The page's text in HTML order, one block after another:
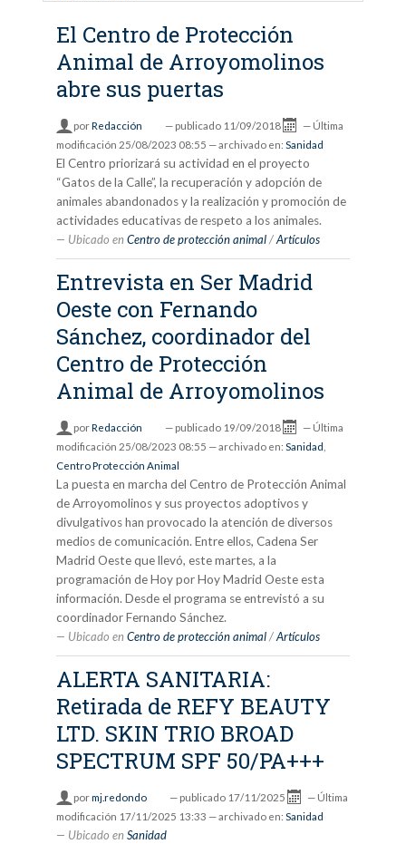
El Centro de Protección
Animal de Arroyomolinos
abre sus puertas
porRedacción — publicado 11/09/2018 — Última
modificación 25/08/2023 08:55 — archivado en: Sanidad
El Centro priorizará su actividad en el proyecto
“Gatos de la Calle”, la recuperación y adopción de
animales abandonados y la realización y promoción de
actividades educativas de respeto a los animales.
Ubicado en Centro de protección animal /Artículos
Entrevista en Ser Madrid
Oeste con Fernando
Sánchez, coordinador del
Centro de Protección
Animal de Arroyomolinos
porRedacción — publicado 19/09/2018 — Última
modificación 25/08/2023 08:55 — archivado en: Sanidad
Centro Protección Animal
La puesta en marcha del Centro de Protección Animal
de Arroyomolinos y sus proyectos adoptivos y
divulgativos han provocado la atención de diversos
medios de comunicación. Entre ellos, Cadena Ser
Madrid Oeste que llevó, este martes, a la
programación de Hoy por Hoy Madrid Oeste esta
información. Desde el programa se entrevistó a su
coordinador Fernando Sánchez.
Ubicado en Centro de protección animal /Artículos
ALERTA SANITARIA:
Retirada de REFY BEAUTY
LTD. SKIN TRIO BROAD
SPECTRUM SPF 50/PA+++
pormj.redondo — publicado 17/11/2025 — Última
modificación 17/11/2025 13:33 — archivado en: Sanidad
Ubicado en Sanidad